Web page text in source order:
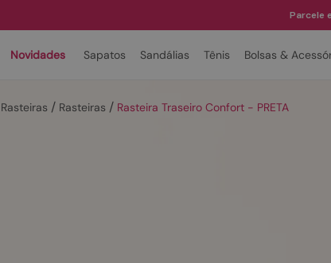
Parcele
Novidades Sapatos Sandálias Tênis Bolsas &
Rasteiras Rasteiras Rasteira Traseiro Confort - PRETA